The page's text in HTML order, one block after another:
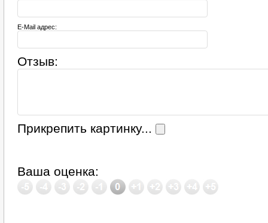
E-Mail адрес:
Отзыв:
Прикрепить картинку...
Ваша оценка: